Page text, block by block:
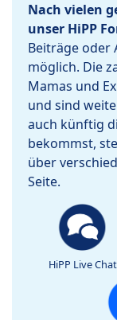
Nach vielen
unser HiPP
Beiträge oder
möglich. Die
Mamas und
und sind
auch künftig
bekommst,
über
Seite.
HiPP Live Chat